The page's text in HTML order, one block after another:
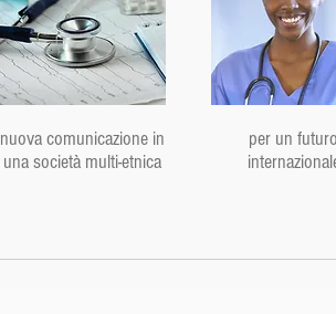
nuova comunicazione in
una società multi-etnica
per un futuro